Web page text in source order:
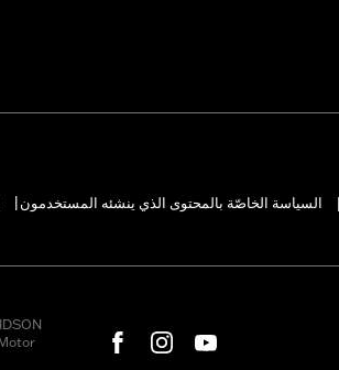
السياسة الخاصّة بالمحتوى الذي ينشئه المستخدمون